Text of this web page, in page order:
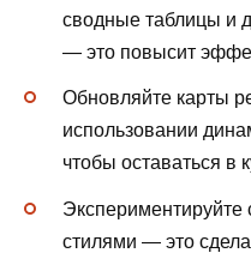
сводные таблицы и
— это повысит
Обновляйте карты
использовании
чтобы оставаться в
Экспериментируйте
стилями — это